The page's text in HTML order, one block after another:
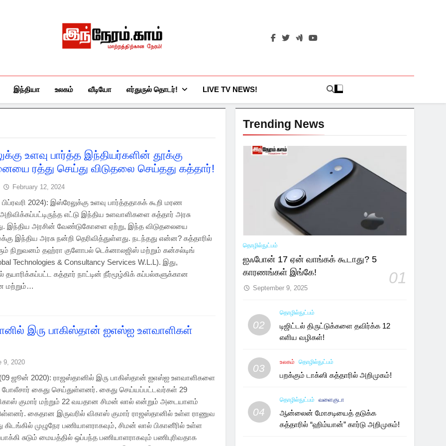
இந்நேரம்.காம்
இந்தியா உலகம் வீடியோ எர்துருல் தொடர்! LIVE TV NEWS!
உளவு பார்த்த இந்தியர்களின் தூக்கு
ரத்து செய்து விடுதலை செய்தது கத்தார்!
February 12, 2024
2024): இஸ்ரேலுக்கு உளவு பார்த்ததாகக் கூறி மரண
எட்டு இந்திய உளவாளிகளை கத்தார் அரசு
இந்திய அரசின் வேண்டுகோளை ஏற்று, இந்த விடுதலையை
இந்திய அரசு நன்றி தெரிவித்துள்ளது. நடந்தது என்ன? கத்தாரில்
நிறுவனம் தஹ்ரா குளோபல் டெக்னாலஜிஸ் மற்றும் கன்சல்டிங்
Technologies & Consultancy Services W.L.L). இது,
தயாரிக்கப்பட்ட கத்தார் நாட்டின் நீர்மூழ்கிக் கப்பல்களுக்கான
இரு பாகிஸ்தான் ஐஎஸ்ஐ உளவாளிகள்
9, 2020
(09 ஜூன் 2020): ராஜஸ்தானில் இரு பாகிஸ்தான் ஐஎஸ்ஐ உளவாளிகளை
கைது செய்துள்ளனர். கைது செய்யப்பட்டவர்கள் 29
குமார் மற்றும் 22 வயதான சிமன் லால் என்றும் அடையாளம்
கைதான இருவரில் விகாஸ் குமார் ராஜஸ்தானில் உள்ள ராணுவ
கிடங்கில் முழுநேர பணியாளராகவும், சிமன் லால் பிகானீரில் உள்ள
சுடும் மையத்தில் ஒப்பந்த பணியாளராகவும் பணிபுரிவதாக
Trending News
தொழில்நுட்பம்
ஐஃபோன் 17 ஏன் வாங்கக் கூடாது? 5
காரணங்கள் இங்கே!
01
September 9, 2025
02
தொழில்நுட்பம்
டிஜிட்டல் திருட்டுக்களை தவிர்க்க 12
எளிய வழிகள்!
03
உலகம் தொழில்நுட்பம்
பறக்கும் டாக்ஸி கத்தாரில் அறிமுகம்!
04
தொழில்நுட்பம் வளைகுடா
ஆன்லைன் மோசடியைத் தடுக்க
கத்தாரில் “ஹிம்யான்” கார்டு அறிமுகம்!